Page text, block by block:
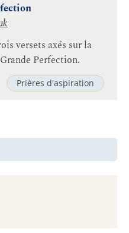
versets axés sur la
Perfection.
Prières d'aspiration